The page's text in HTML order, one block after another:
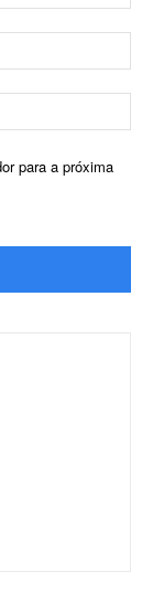
para a próxima